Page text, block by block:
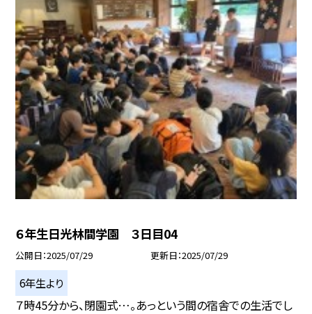
６年生日光林間学園 ３日目04
公開日 2025/07/29 更新日 2025/07/29
6年生より
７時45分から、閉園式…。あっという間の宿舎での生活でし